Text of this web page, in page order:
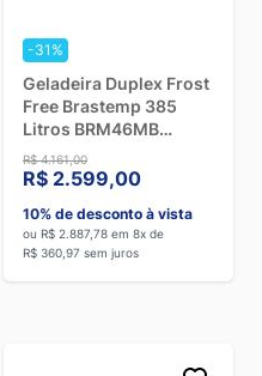
-31%
Geladeira Duplex Frost
Free Brastemp 385
Litros BRM46MB
Branco - 110V
R$ 4.161,00
R$ 2.599,00
10% de desconto à vista
ou R$ 2.887,78 em 8x de
R$ 360,97 sem juros